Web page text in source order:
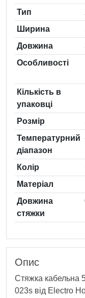
Тип
Ширина
Довжина
Особливості
Кількість в
упаковці
Розмір
Температурний
діапазон
Колiр
Матеріал
Довжина
стяжки
Опис
Стяжка кабельна
023s від Electro